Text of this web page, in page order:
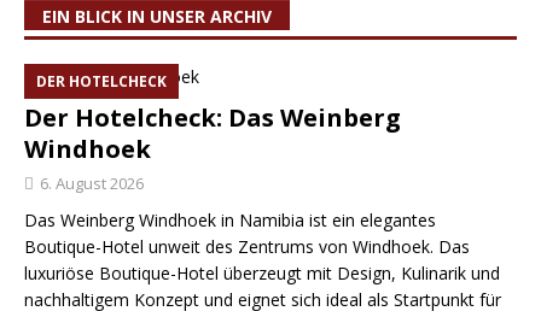
EIN BLICK IN UNSER ARCHIV
DER HOTELCHECK
Der Hotelcheck: Das Weinberg
Windhoek
6. August 2026
Das Weinberg Windhoek in Namibia ist ein elegantes
Boutique-Hotel unweit des Zentrums von Windhoek. Das
luxuriöse Boutique-Hotel überzeugt mit Design, Kulinarik und
nachhaltigem Konzept und eignet sich ideal als Startpunkt für